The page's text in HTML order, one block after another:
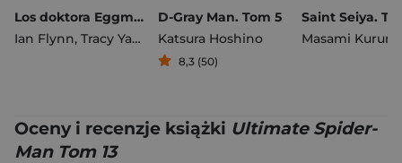
Los doktora Eggmana 1. Sonic the Hedgehog. Tom 3 wyd. 2
Ian Flynn, Tracy Yardley ,Adam Bryce Thomas
D-Gray Man. Tom 5
Katsura Hoshino
8,3 (50)
Saint Seiya.
Masami
Oceny i recenzje książki Ultimate Spider-
Man Tom 13